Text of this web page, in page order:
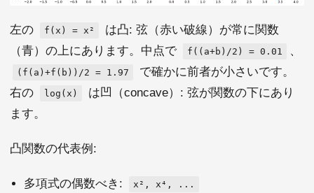
左の f(x) = x²
は凸: 弦（赤い破線）が常に関数
（青）の上にあります。中点で
f((a+b)/2) = 0.01 、
(f(a)+f(b))/2 = 1.97
で確かに前者が小さいです。
右の
log(x)
は凹（concave）: 弦が関数の下にあり
ます。
凸関数の代表例:
多項式の偶数べき: x², x⁴, ...